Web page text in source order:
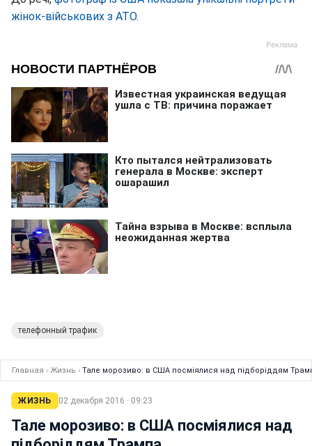
жінок-військових з АТО.
телефонный трафик
Главная › Жизнь › Тале морозиво: в США посміялися над підборіддям
ЖИЗНЬ 02 декабря 2016 · 09:23
Тале морозиво: в США посміялися над